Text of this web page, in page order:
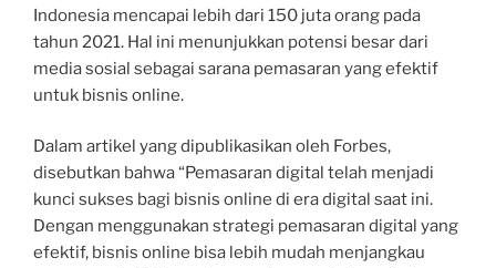
Indonesia mencapai lebih dari 150 juta orang pada
tahun 2021. Hal ini menunjukkan potensi besar dari
media sosial sebagai sarana pemasaran yang efektif
untuk bisnis online.
Dalam artikel yang dipublikasikan oleh Forbes,
disebutkan bahwa “Pemasaran digital telah menjadi
kunci sukses bagi bisnis online di era digital saat ini.
Dengan menggunakan strategi pemasaran digital yang
efektif, bisnis online bisa lebih mudah menjangkau